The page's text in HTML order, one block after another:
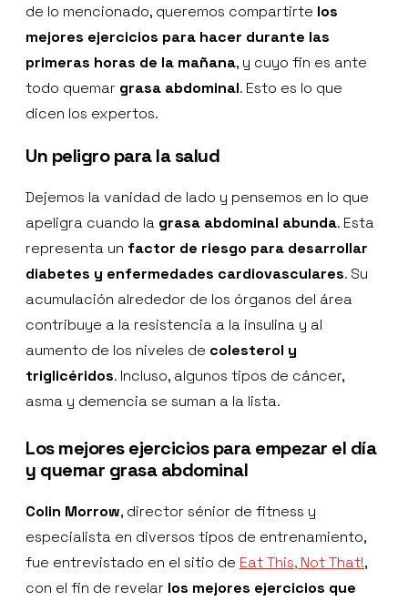
de lo mencionado, queremos compartirte los
mejores ejercicios para hacer durante las
primeras horas de la mañana, y cuyo fin es ante
todo quemar grasa abdominal. Esto es lo que
dicen los expertos.
Un peligro para la salud
Dejemos la vanidad de lado y pensemos en lo que
apeligra cuando la grasa abdominal abunda. Esta
representa un factor de riesgo para desarrollar
diabetes y enfermedades cardiovasculares. Su
acumulación alrededor de los órganos del área
contribuye a la resistencia a la insulina y al
aumento de los niveles de colesterol y
triglicéridos. Incluso, algunos tipos de cáncer,
asma y demencia se suman a la lista.
Los mejores ejercicios para empezar el día
y quemar grasa abdominal
Colin Morrow, director sénior de fitness y
especialista en diversos tipos de entrenamiento,
fue entrevistado en el sitio de Eat This, Not That!,
con el fin de revelar los mejores ejercicios que